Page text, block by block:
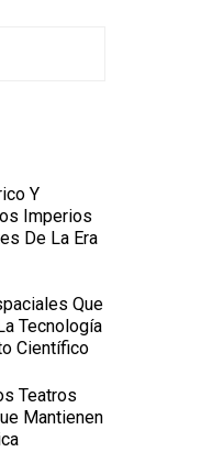
Y
Imperios
De La Era
Que
Tecnología
Científico
Teatros
Mantienen